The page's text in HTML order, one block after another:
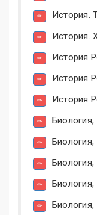
История.
История.
История
История
История
Биология,